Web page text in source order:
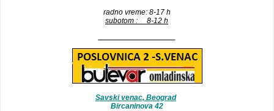
radno vreme: 8-17 h
subotom : 8-12 h
Savski venac, Beograd
Bircaninova 42